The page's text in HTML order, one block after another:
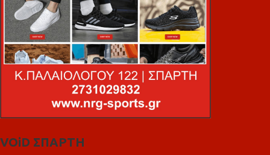
VOiD ΣΠΑΡΤΗ